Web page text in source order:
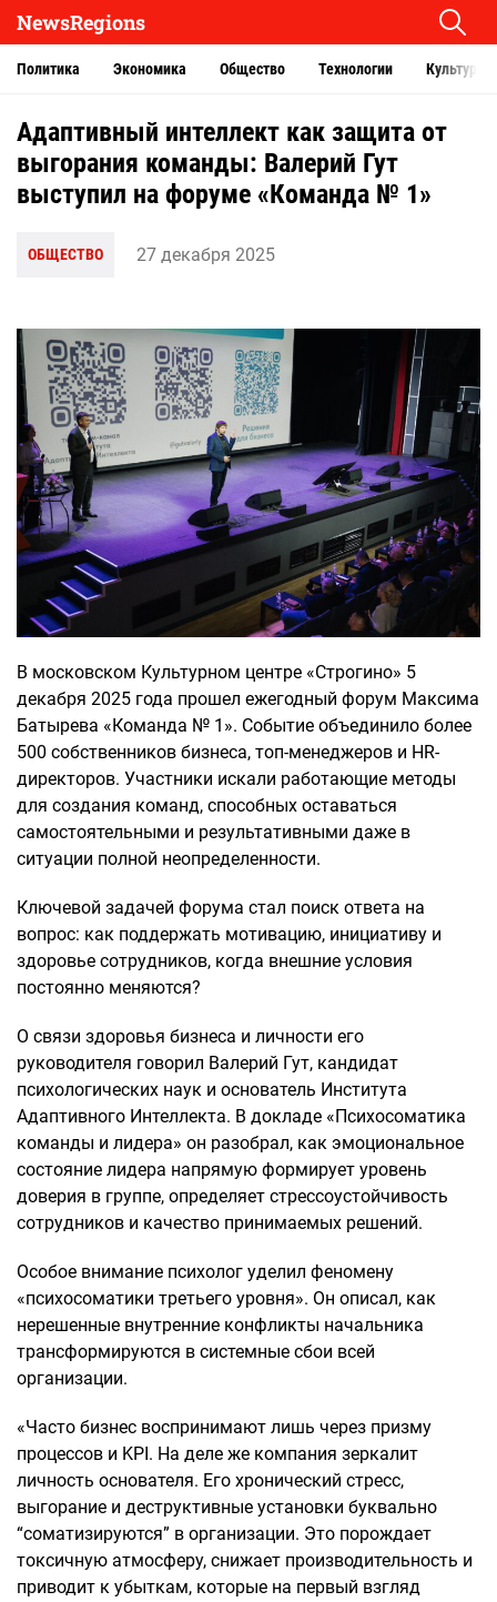
NewsRegions
Политика Экономика Общество Технологии Культура
Адаптивный интеллект как защита от
выгорания команды: Валерий Гут
выступил на форуме «Команда № 1»
ОБЩЕСТВО 27 декабря 2025
В московском Культурном центре «Строгино» 5
декабря 2025 года прошел ежегодный форум Максима
Батырева «Команда № 1». Событие объединило более
500 собственников бизнеса, топ-менеджеров и HR-
директоров. Участники искали работающие методы
для создания команд, способных оставаться
самостоятельными и результативными даже в
ситуации полной неопределенности.
Ключевой задачей форума стал поиск ответа на
вопрос: как поддержать мотивацию, инициативу и
здоровье сотрудников, когда внешние условия
постоянно меняются?
О связи здоровья бизнеса и личности его
руководителя говорил Валерий Гут, кандидат
психологических наук и основатель Института
Адаптивного Интеллекта. В докладе «Психосоматика
команды и лидера» он разобрал, как эмоциональное
состояние лидера напрямую формирует уровень
доверия в группе, определяет стрессоустойчивость
сотрудников и качество принимаемых решений.
Особое внимание психолог уделил феномену
«психосоматики третьего уровня». Он описал, как
нерешенные внутренние конфликты начальника
трансформируются в системные сбои всей
организации.
«Часто бизнес воспринимают лишь через призму
процессов и KPI. На деле же компания зеркалит
личность основателя. Его хронический стресс,
выгорание и деструктивные установки буквально
“соматизируются” в организации. Это порождает
токсичную атмосферу, снижает производительность и
приводит к убыткам, которые на первый взгляд